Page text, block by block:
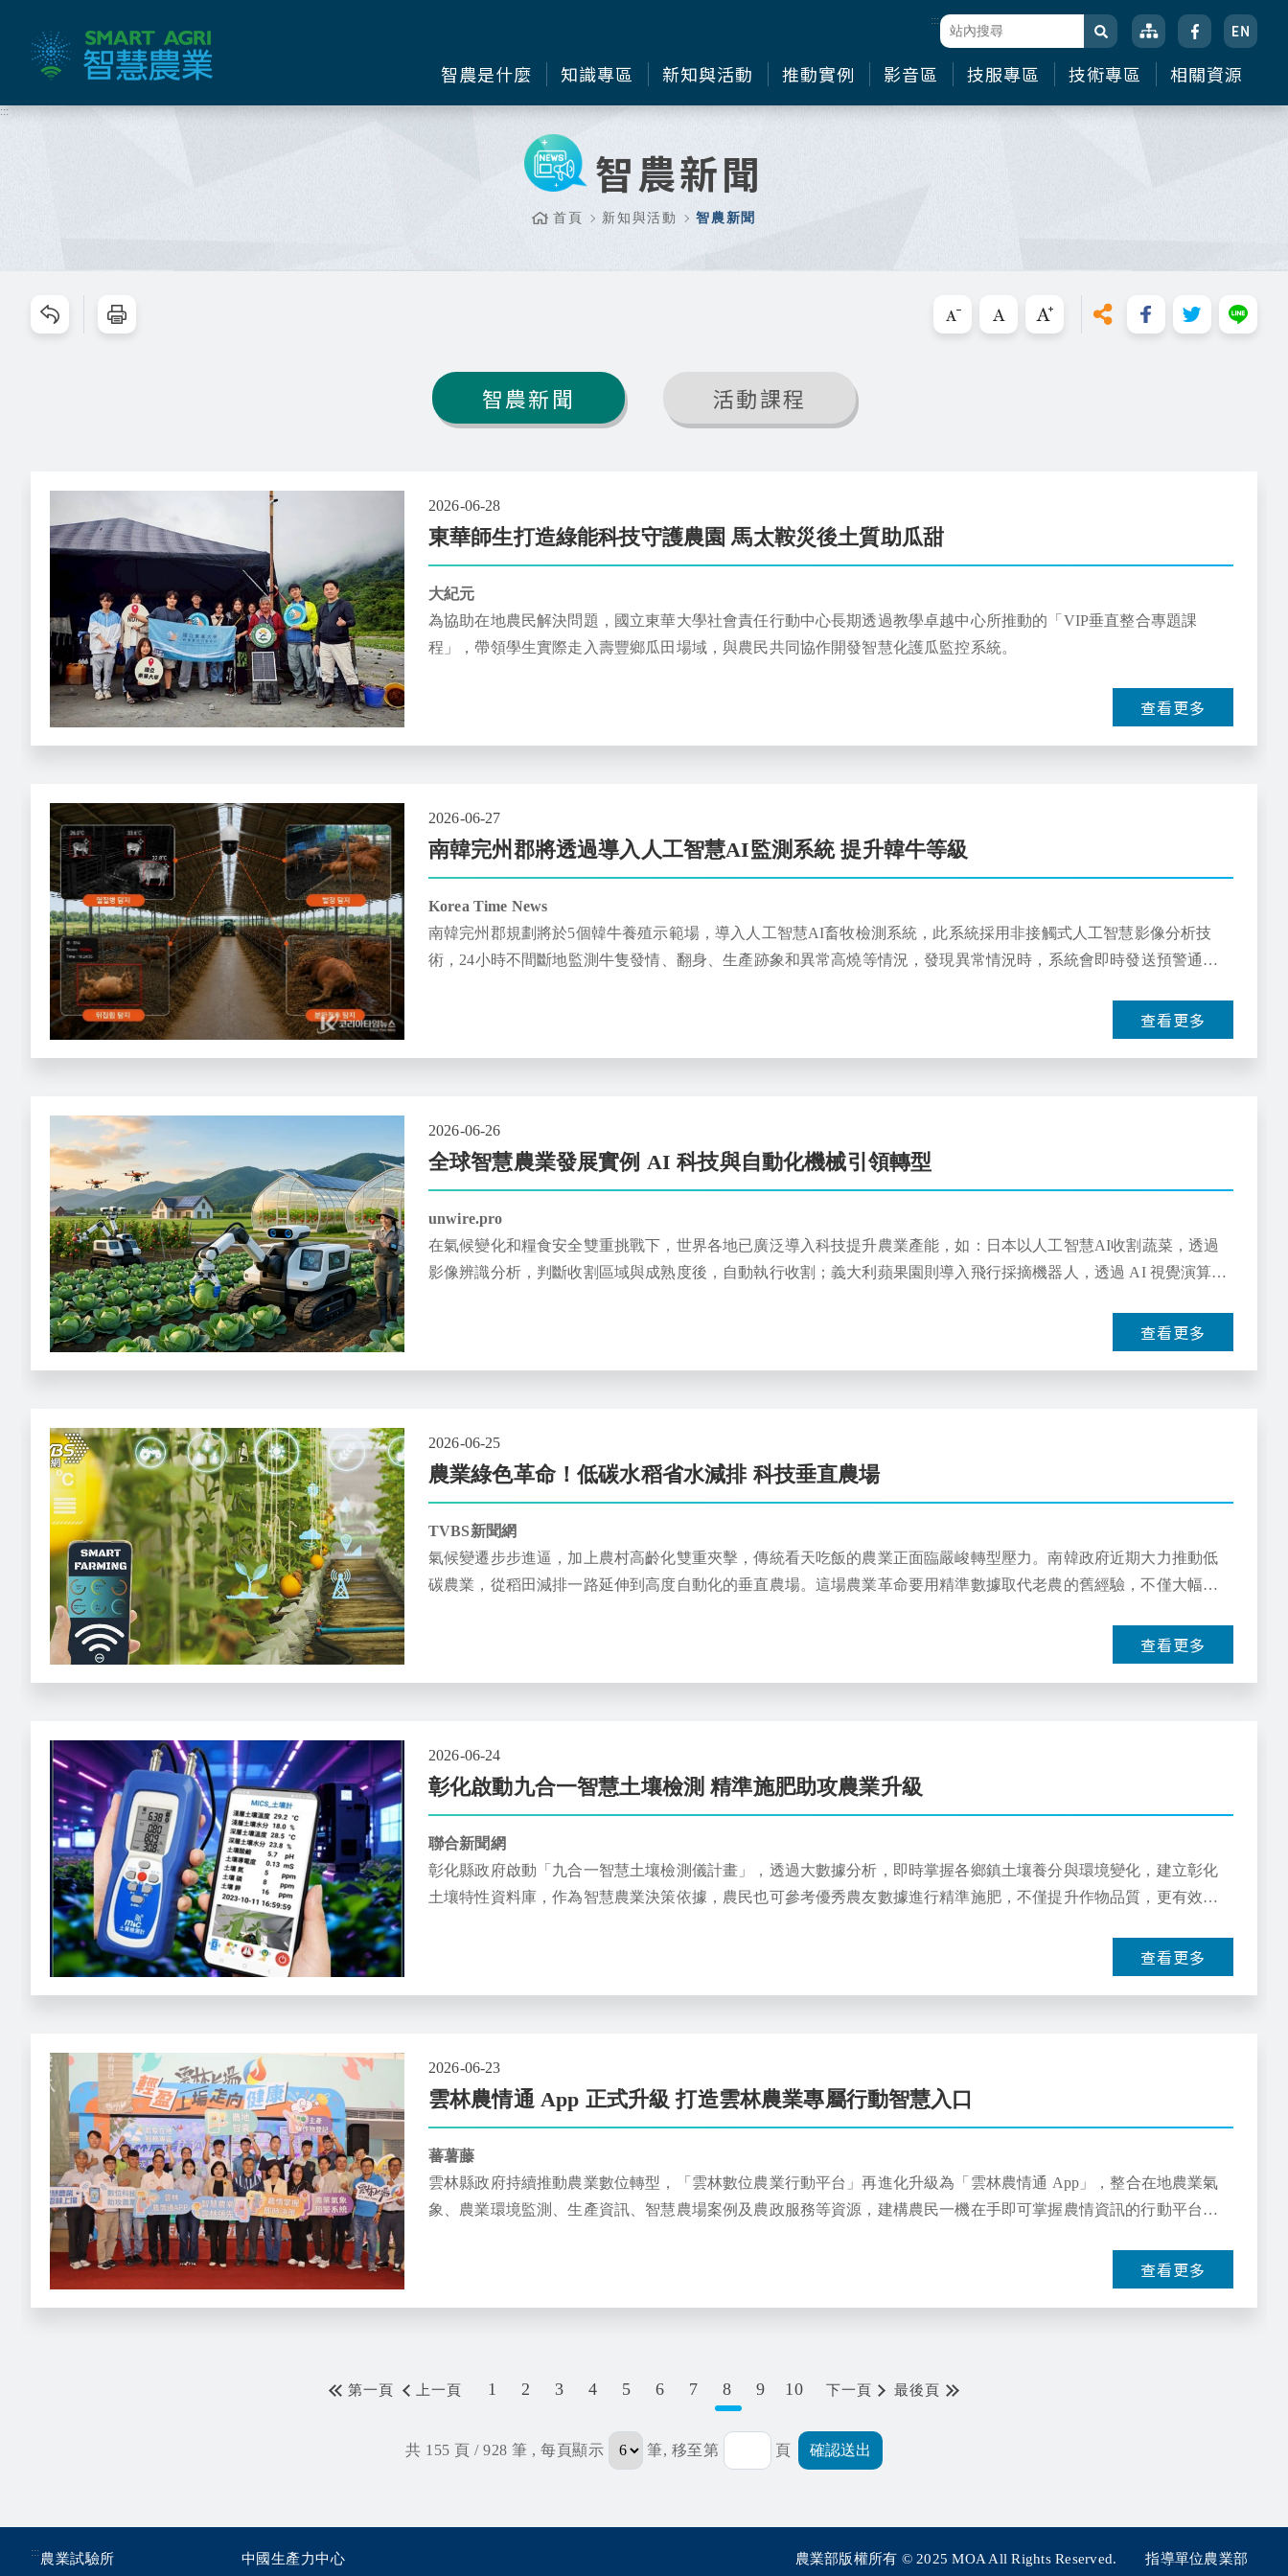
容
:::
站台檢索
智農是什麼 知識專區 新知與活動 推動實例 影音區 技服專區 技術專區 相關資源
:::
智農新聞
首頁 新知與活動 智農新聞
跳過此工具列請按[Enter]，繼續則按[Tab]
智農新聞 活動課程
2026-06-28
東華師生打造綠能科技守護農園 馬太鞍災後土質助瓜甜
大紀元
為協助在地農民解決問題，國立東華大學社會責任行動中心長期透過教學卓越中心所推動的「VIP垂直整合專題課
程」，帶領學生實際走入壽豐鄉瓜田場域，與農民共同協作開發智慧化護瓜監控系統。
查看更多
2026-06-27
南韓完州郡將透過導入人工智慧AI監測系統 提升韓牛等級
Korea Time News
南韓完州郡規劃將於5個韓牛養殖示範場，導入人工智慧AI畜牧檢測系統，此系統採用非接觸式人工智慧影像分析技
術，24小時不間斷地監測牛隻發情、翻身、生產跡象和異常高燒等情況，發現異常情況時，系統會即時發送預警通
查看更多
2026-06-26
全球智慧農業發展實例 AI 科技與自動化機械引領轉型
unwire.pro
在氣候變化和糧食安全雙重挑戰下，世界各地已廣泛導入科技提升農業產能，如：日本以人工智慧AI收割蔬菜，透過
影像辨識分析，判斷收割區域與成熟度後，自動執行收割；義大利蘋果園則導入飛行採摘機器人，透過 AI 視覺演算
查看更多
2026-06-25
農業綠色革命！低碳水稻省水減排 科技垂直農場
TVBS新聞網
氣候變遷步步進逼，加上農村高齡化雙重夾擊，傳統看天吃飯的農業正面臨嚴峻轉型壓力。南韓政府近期大力推動低
碳農業，從稻田減排一路延伸到高度自動化的垂直農場。這場農業革命要用精準數據取代老農的舊經驗，不僅大幅節
查看更多
2026-06-24
彰化啟動九合一智慧土壤檢測 精準施肥助攻農業升級
聯合新聞網
彰化縣政府啟動「九合一智慧土壤檢測儀計畫」，透過大數據分析，即時掌握各鄉鎮土壤養分與環境變化，建立彰化
土壤特性資料庫，作為智慧農業決策依據，農民也可參考優秀農友數據進行精準施肥，不僅提升作物品質，更有效降
查看更多
2026-06-23
雲林農情通 App 正式升級 打造雲林農業專屬行動智慧入口
蕃薯藤
雲林縣政府持續推動農業數位轉型，「雲林數位農業行動平台」再進化升級為「雲林農情通 App」，整合在地農業氣
象、農業環境監測、生產資訊、智慧農場案例及農政服務等資源，建構農民一機在手即可掌握農情資訊的行動平台，
查看更多
第一頁 上一頁 1 2 3 4 5 6 7 8 9 10 下一頁 最後頁
共 155 頁 / 928 筆 , 每頁顯示 筆, 移至第 頁
:::農業試驗所 中國生產力中心 農業部版權所有 © 2025MOA All Rights Reserved. 指導單位農業部